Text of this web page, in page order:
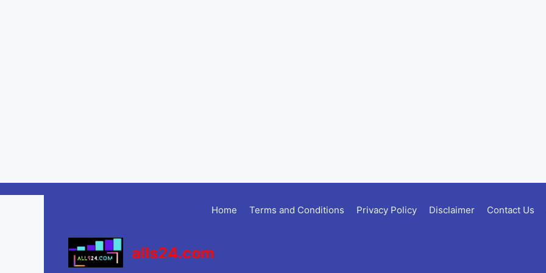
Home Terms and Conditions Privacy Policy Disclaimer Contact Us
alls24.com